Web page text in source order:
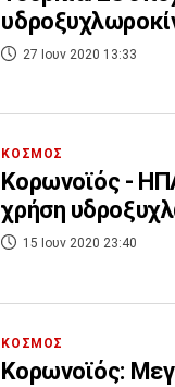
27 Ιουν 2020 13:33
ΚΟΣΜΟΣ
Κορωνοϊός -
χρήση
15 Ιουν 2020 23:40
ΚΟΣΜΟΣ
Κορωνοϊός: